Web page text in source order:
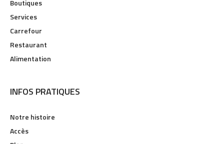
Boutiques
Services
Carrefour
Restaurant
Alimentation
INFOS PRATIQUES
Notre histoire
Accès